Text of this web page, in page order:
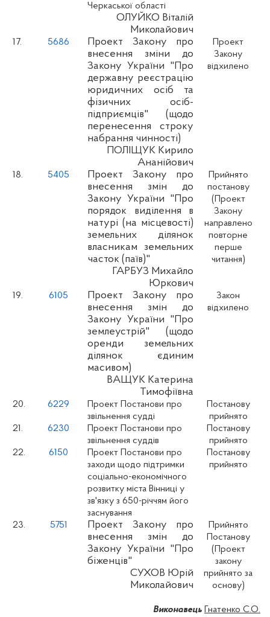
Черкаської області
ОЛУЙКО Віталій
Миколайович
17. 5686
Проект Закону про
внесення зміни до
Закону України "Про
державну реєстрацію
юридичних осіб та
фізичних осіб-
підприємців" (щодо
перенесення строку
набрання чинності)
ПОЛІЩУК Кирило
Ананійович
Проект
Закону
відхилено
18. 5405
Проект Закону про
внесення змін до
Закону України "Про
порядок виділення в
натурі (на місцевості)
земельних ділянок
власникам земельних
часток (паїв)"
ГАРБУЗ Михайло
Юркович
Прийнято
постанову
(Проект
Закону
направлено
повторне
перше
читання)
19. 6105
Проект Закону про
внесення змін до
Закону України "Про
землеустрій" (щодо
оренди земельних
ділянок єдиним
масивом)
ВАЩУК Катерина
Тимофіївна
Закон
відхилено
20. 6229
Проект Постанови про
звільнення судді
Постанову
прийнято
21.
6230
Проект Постанови про
звільнення суддів
Постанову
прийнято
22.
6150
Проект Постанови про
заходи щодо підтримки
соціально-економічного
розвитку міста Вінниці у
зв'язку з 650-річчям його
заснування
Постанову
прийнято
23. 5751
Проект Закону про
внесення змін до
Закону України "Про
біженців"
СУХОВ Юрій
Миколайович
Прийнято
Постанову
(Проект
закону
прийнято за
основу)
Виконавець
Гнатенко С.О.